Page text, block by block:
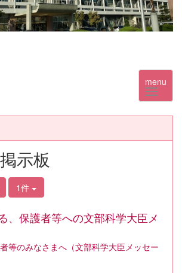
menu
示板
1件
、保護者等への文部科学大臣メ
等のみなさまへ（文部科学大臣メッセー